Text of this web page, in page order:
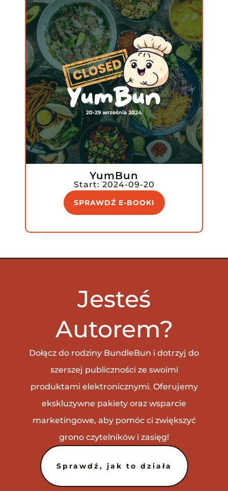
YumBun
Start: 2024-09-20
SPRAWDŹ E-BOOKI
Jesteś
Autorem?
Dołącz do rodziny BundleBun i dotrzyj do
szerszej publiczności ze swoimi
produktami elektronicznymi. Oferujemy
ekskluzywne pakiety oraz wsparcie
marketingowe, aby pomóc ci zwiększyć
grono czytelników i zasięg!
Sprawdź, jak to działa